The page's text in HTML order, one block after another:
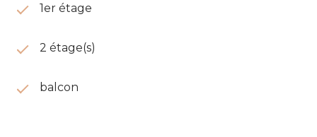
1er étage
2 étage(s)
balcon